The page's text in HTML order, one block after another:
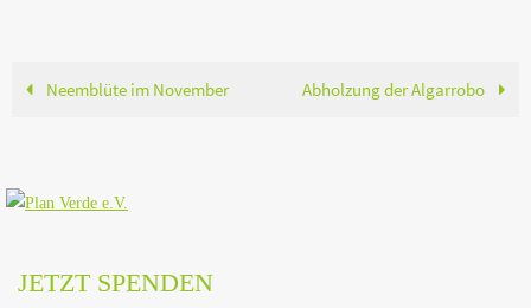
Neemblüte im November Abholzung der Algarrobo
JETZT SPENDEN